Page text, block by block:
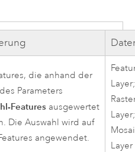
die anhand der
Parameters
Features ausgewertet
Die Auswahl wird auf
angewendet.
Layer;
Layer;
Layer